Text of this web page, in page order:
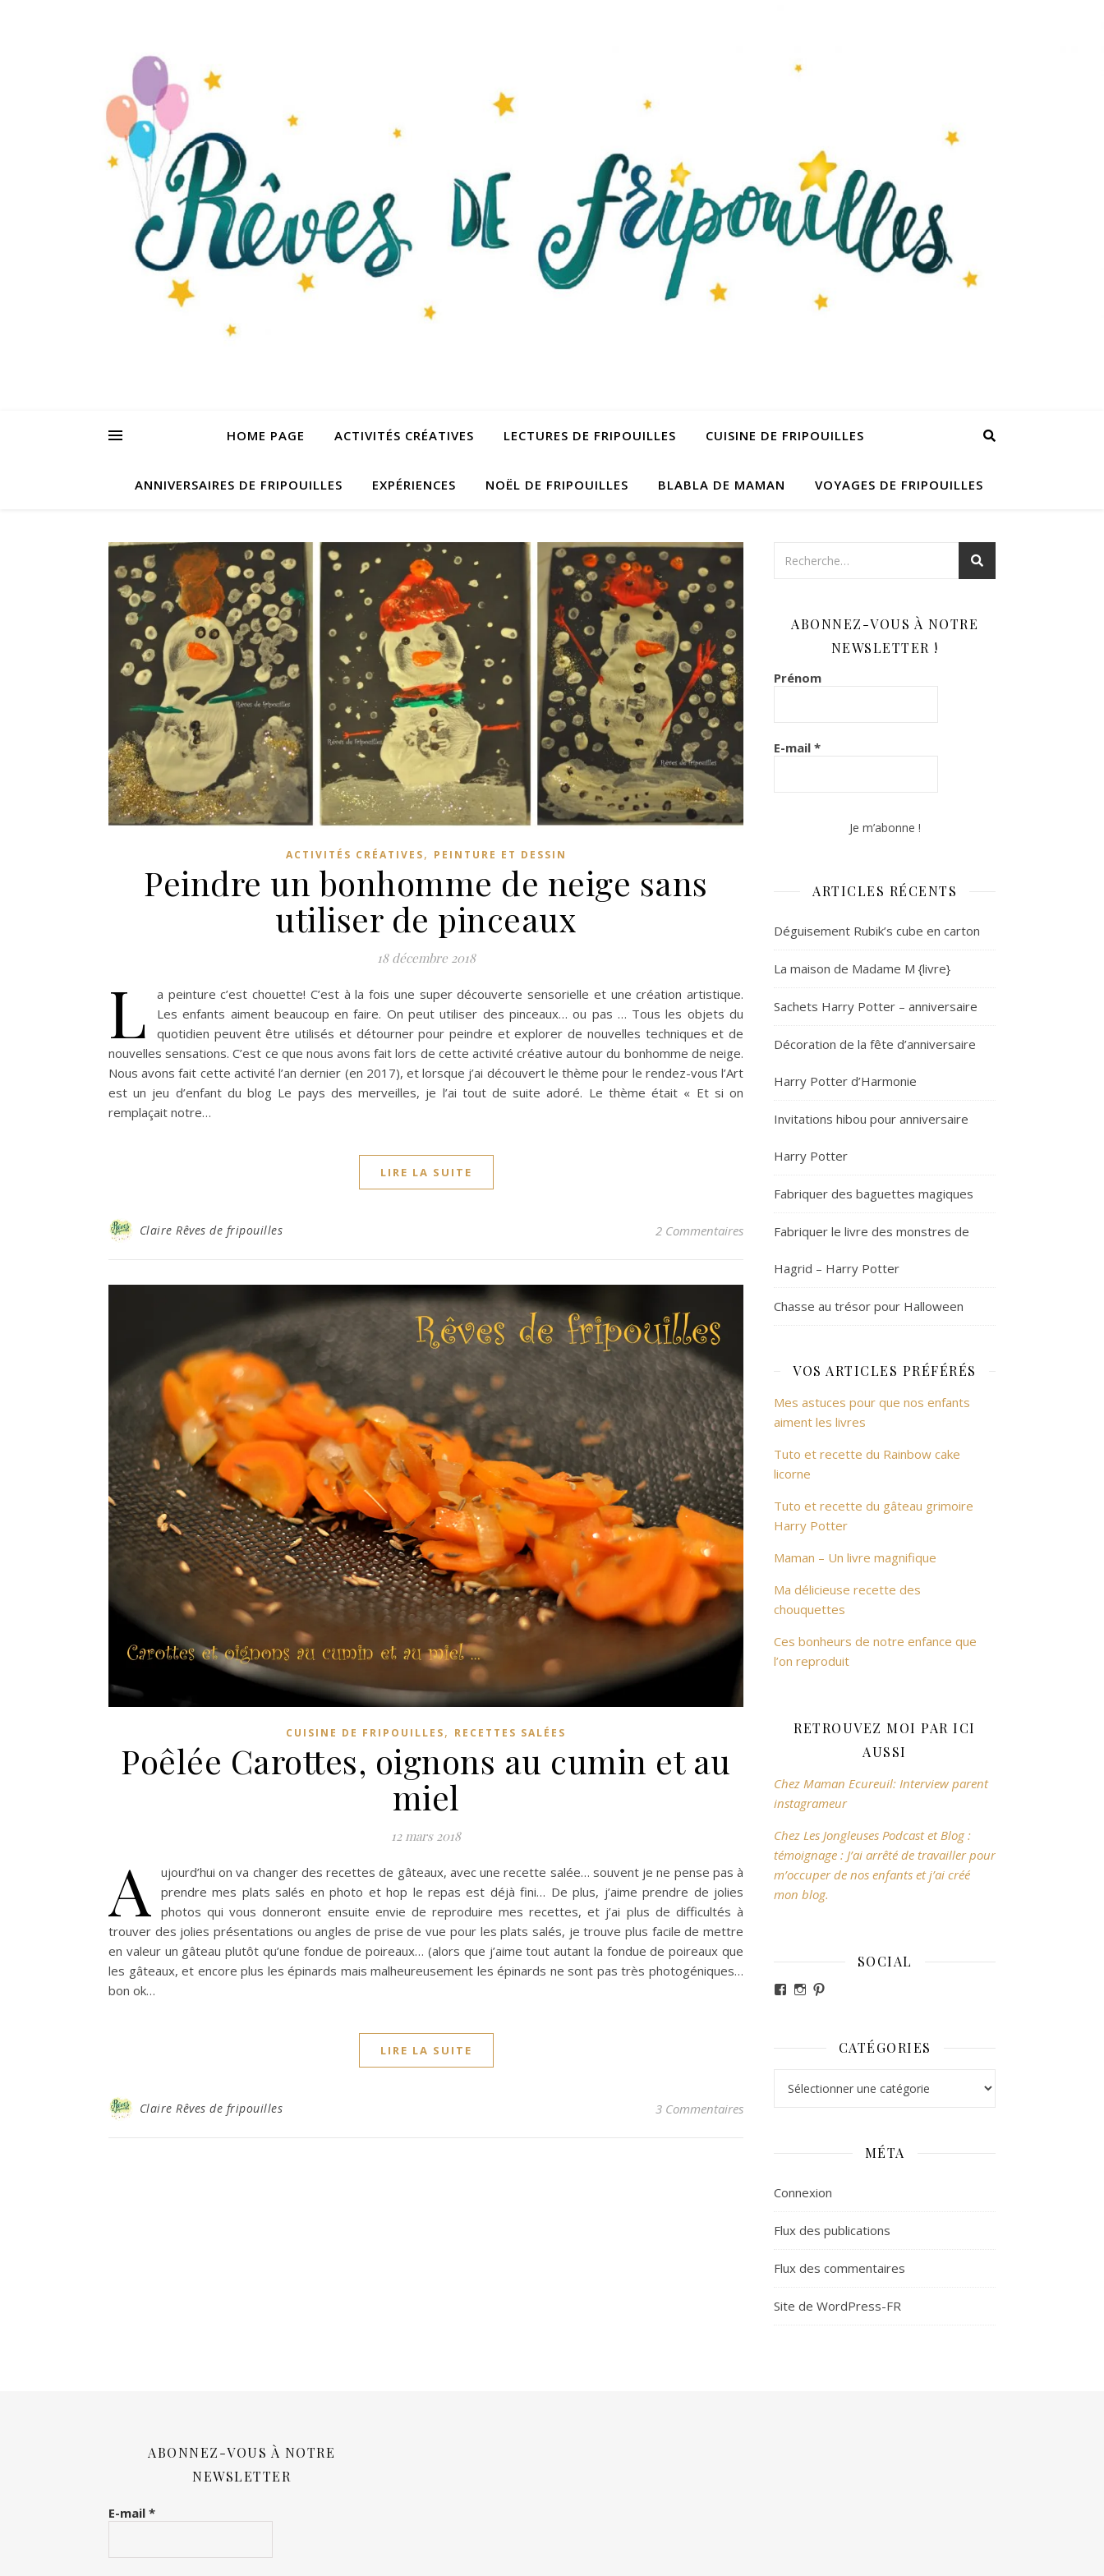
HOME PAGE ACTIVITÉS CRÉATIVES LECTURES DE FRIPOUILLES CUISINE DE FRIPOUILLES
ANNIVERSAIRES DE FRIPOUILLES EXPÉRIENCES NOËL DE FRIPOUILLES BLABLA DE MAMAN VOYAGES DE FRIPOUILLES
ACTIVITÉS CRÉATIVES, PEINTURE ET DESSIN
Peindre un bonhomme de neige sans
utiliser de pinceaux
18 décembre 2018
L
a peinture c’est chouette! C’est à la fois une super découverte sensorielle et une création artistique.
Les enfants aiment beaucoup en faire. On peut utiliser des pinceaux… ou pas … Tous les objets du
quotidien peuvent être utilisés et détourner pour peindre et explorer de nouvelles techniques et de
nouvelles sensations. C’est ce que nous avons fait lors de cette activité créative autour du bonhomme de neige.
Nous avons fait cette activité l’an dernier (en 2017), et lorsque j’ai découvert le thème pour le rendez-vous l’Art
est un jeu d’enfant du blog Le pays des merveilles, je l’ai tout de suite adoré. Le thème était « Et si on
remplaçait notre…
LIRE LA SUITE
Claire Rêves de fripouilles 2 Commentaires
CUISINE DE FRIPOUILLES, RECETTES SALÉES
Poêlée Carottes, oignons au cumin et au
miel
12 mars 2018
A
ujourd’hui on va changer des recettes de gâteaux, avec une recette salée… souvent je ne pense pas à
prendre mes plats salés en photo et hop le repas est déjà fini… De plus, j’aime prendre de jolies
photos qui vous donneront ensuite envie de reproduire mes recettes, et j’ai plus de difficultés à
trouver des jolies présentations ou angles de prise de vue pour les plats salés, je trouve plus facile de mettre
en valeur un gâteau plutôt qu’une fondue de poireaux… (alors que j’aime tout autant la fondue de poireaux que
les gâteaux, et encore plus les épinards mais malheureusement les épinards ne sont pas très photogéniques…
bon ok…
LIRE LA SUITE
Claire Rêves de fripouilles 3 Commentaires
ABONNEZ-VOUS À NOTRE
NEWSLETTER !
Prénom
E-mail *
ARTICLES RÉCENTS
Déguisement Rubik’s cube en carton
La maison de Madame M {livre}
Sachets Harry Potter – anniversaire
Décoration de la fête d’anniversaire
Harry Potter d’Harmonie
Invitations hibou pour anniversaire
Harry Potter
Fabriquer des baguettes magiques
Fabriquer le livre des monstres de
Hagrid – Harry Potter
Chasse au trésor pour Halloween
VOS ARTICLES PRÉFÉRÉS
Mes astuces pour que nos enfants
aiment les livres
Tuto et recette du Rainbow cake
licorne
Tuto et recette du gâteau grimoire
Harry Potter
Maman – Un livre magnifique
Ma délicieuse recette des
chouquettes
Ces bonheurs de notre enfance que
l’on reproduit
RETROUVEZ MOI PAR ICI
AUSSI
Chez Maman Ecureuil: Interview parent
instagrameur
Chez Les Jongleuses Podcast et Blog :
témoignage : J’ai arrêté de travailler pour
m’occuper de nos enfants et j’ai créé
mon blog.
SOCIAL
Voir le profil de revesdefripouilles sur Facebook
Voir le profil de claire_revesdefripouilles sur
CATÉGORIES
MÉTA
Connexion
Flux des publications
Flux des commentaires
Site de WordPress-FR
ABONNEZ-VOUS À NOTRE
NEWSLETTER
E-mail *